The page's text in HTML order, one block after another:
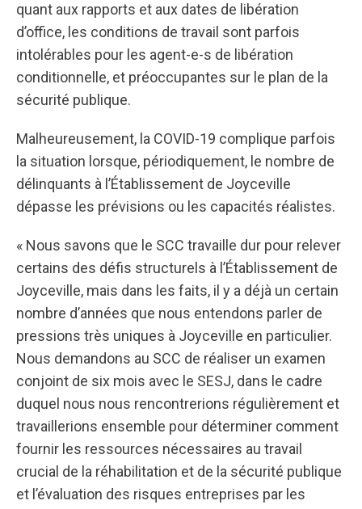
quant aux rapports et aux dates de libération
d’office, les conditions de travail sont parfois
intolérables pour les agent-e-s de libération
conditionnelle, et préoccupantes sur le plan de la
sécurité publique.
Malheureusement, la COVID-19 complique parfois
la situation lorsque, périodiquement, le nombre de
délinquants à l’Établissement de Joyceville
dépasse les prévisions ou les capacités réalistes.
« Nous savons que le SCC travaille dur pour relever
certains des défis structurels à l’Établissement de
Joyceville, mais dans les faits, il y a déjà un certain
nombre d’années que nous entendons parler de
pressions très uniques à Joyceville en particulier.
Nous demandons au SCC de réaliser un examen
conjoint de six mois avec le SESJ, dans le cadre
duquel nous nous rencontrerions régulièrement et
travaillerions ensemble pour déterminer comment
fournir les ressources nécessaires au travail
crucial de la réhabilitation et de la sécurité publique
et l’évaluation des risques entreprises par les